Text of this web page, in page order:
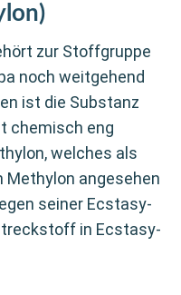
zur Stoffgruppe
noch weitgehend
ist die Substanz
chemisch eng
welches als
Methylon angesehen
seiner Ecstasy-
in Ecstasy-